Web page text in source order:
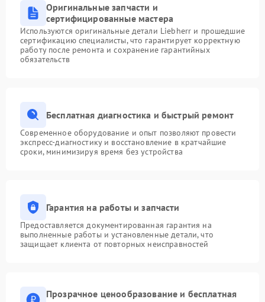
Оригинальные запчасти и
сертифицированные мастера
Используются оригинальные детали Liebherr и прошедшие
сертификацию специалисты, что гарантирует корректную
работу после ремонта и сохранение гарантийных
обязательств
Бесплатная диагностика и быстрый ремонт
Современное оборудование и опыт позволяют провести
экспресс-диагностику и восстановление в кратчайшие
сроки, минимизируя время без устройства
Гарантия на работы и запчасти
Предоставляется документированная гарантия на
выполненные работы и установленные детали, что
защищает клиента от повторных неисправностей
Прозрачное ценообразование и бесплатная